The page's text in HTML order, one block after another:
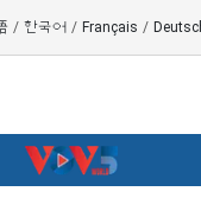
/ 한국어 / Français /